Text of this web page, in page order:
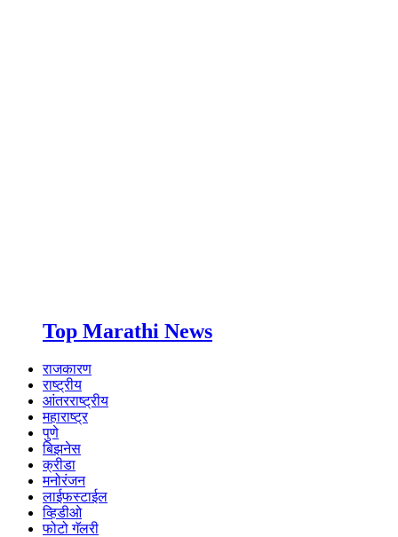
Top Marathi News
राजकारण
राष्ट्रीय
आंतरराष्ट्रीय
महाराष्ट्र
पुणे
बिझनेस
क्रीडा
मनोरंजन
लाईफस्टाईल
व्हिडीओ
फोटो गॅलरी